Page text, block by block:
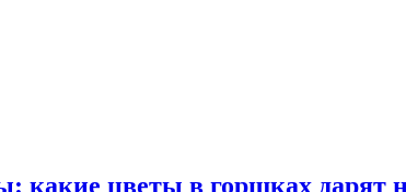
какие цветы в горшках дарят